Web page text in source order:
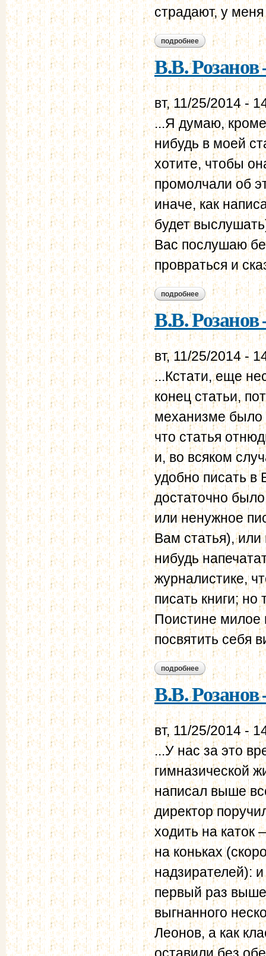
страдают, у
подробнее о в.в. розанов –
В.В. Розанов
вт, 11/25/2014 -
...Я думаю,
нибудь в моей
хотите, чтобы
промолчали об
иначе, как
будет
Вас послушаю
провраться и
подробнее о в.в. розанов –
В.В.
вт, 11/25/2014 -
...Кстати, еще
конец статьи,
механизме было
что статья
и, во всяком
удобно писать в
достаточно
или ненужное
Вам статья),
нибудь
журналистике,
писать книги; но
Поистине милое
посвятить себя
подробнее о в.в. розанов –
В.В. Розанов
вт, 11/25/2014 -
...У нас за это
гимназической
написал выше
директор
ходить на
на коньках
надзирателей):
первый раз
выгнанного
Леонов, а как
оставили без